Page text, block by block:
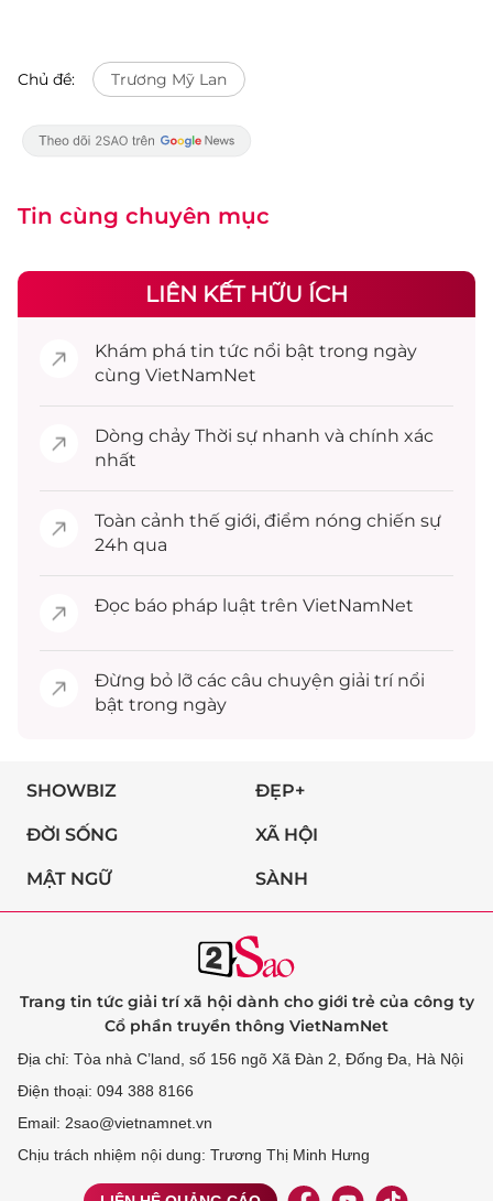
Chủ đề: Trương Mỹ Lan
Tin cùng chuyên mục
LIÊN KẾT HỮU ÍCH
Khám phá tin tức nổi bật trong ngày
cùng VietNamNet
Dòng chảy Thời sự nhanh và chính xác
nhất
Toàn cảnh thế giới, điểm nóng chiến sự
24h qua
Đọc báo pháp luật trên VietNamNet
Đừng bỏ lỡ các câu chuyện giải trínổi
bật trong ngày
SHOWBIZ ĐẸP+
ĐỜI SỐNG XÃ HỘI
MẬT NGỮ SÀNH
Trang tin tức giải trí xã hội dành cho giới trẻ của công ty
Cổ phần truyền thông VietNamNet
Địa chỉ: Tòa nhà C’land, số 156 ngõ Xã Đàn 2, Đống Đa, Hà Nội
Điện thoại: 094 388 8166
Email: 2sao@vietnamnet.vn
Chịu trách nhiệm nội dung: Trương Thị Minh Hưng